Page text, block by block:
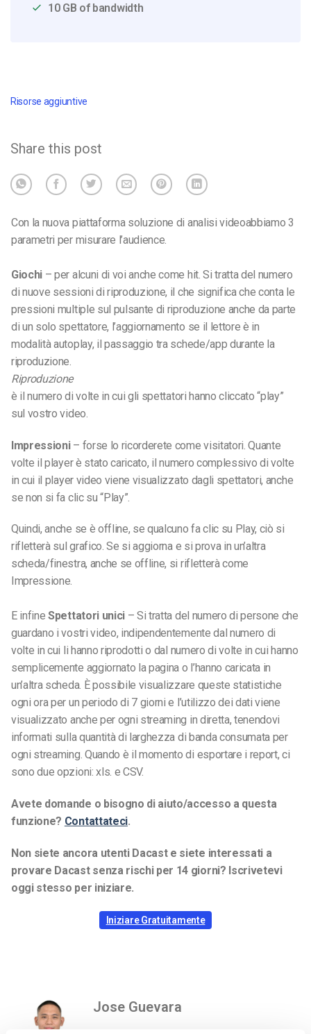
10 GB of bandwidth
Risorse aggiuntive
Share this post
Con la nuova piattaforma soluzione di analisi videoabbiamo 3
parametri per misurare l’audience.
Giochi – per alcuni di voi anche come hit. Si tratta del numero
di nuove sessioni di riproduzione, il che significa che conta le
pressioni multiple sul pulsante di riproduzione anche da parte
di un solo spettatore, l’aggiornamento se il lettore è in
modalità autoplay, il passaggio tra schede/app durante la
riproduzione.
Riproduzione
è il numero di volte in cui gli spettatori hanno cliccato “play”
sul vostro video.
Impressioni– forse lo ricorderete come visitatori. Quante
volte il player è stato caricato, il numero complessivo di volte
in cui il player video viene visualizzato dagli spettatori, anche
se non si fa clic su “Play”.
Quindi, anche se è offline, se qualcuno fa clic su Play, ciò si
rifletterà sul grafico. Se si aggiorna e si prova in un’altra
scheda/finestra, anche se offline, si rifletterà come
Impressione.
E infineSpettatori unici – Si tratta del numero di persone che
guardano i vostri video, indipendentemente dal numero di
volte in cui li hanno riprodotti o dal numero di volte in cui hanno
semplicemente aggiornato la pagina o l’hanno caricata in
un’altra scheda. È possibile visualizzare queste statistiche
ogni ora per un periodo di 7 giorni e l’utilizzo dei dati viene
visualizzato anche per ogni streaming in diretta, tenendovi
informati sulla quantità di larghezza di banda consumata per
ogni streaming. Quando è il momento di esportare i report, ci
sono due opzioni: xls. e CSV.
Avete domande o bisogno di aiuto/accesso a questa
funzione? Contattateci.
Non siete ancora utenti Dacast e siete interessati a
provare Dacast senza rischi per 14 giorni? Iscrivetevi
oggi stesso per iniziare.
Iniziare Gratuitamente
Jose Guevara